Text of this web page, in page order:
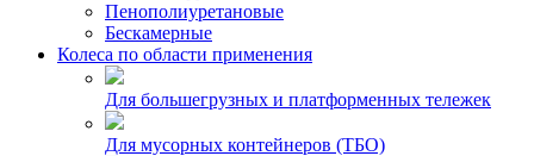
Пенополиуретановые
Бескамерные
Колеса по области применения
Для большегрузных и платформенных тележек
Для мусорных контейнеров (ТБО)